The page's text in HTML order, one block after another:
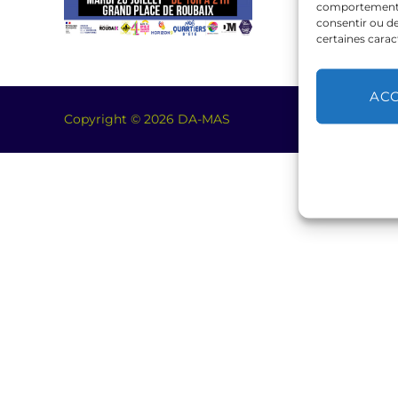
comportement
consentir ou
certaines
Copyright © 2026 DA-MAS